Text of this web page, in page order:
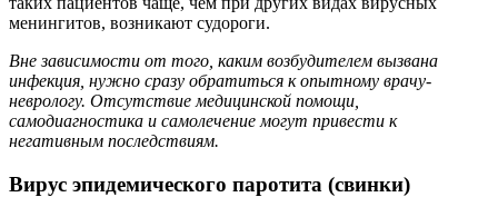
менингитов, возникают судороги.
Вне зависимости от того, каким возбудителем вызвана
инфекция, нужно сразу обратиться к опытному врачу-
неврологу. Отсутствие медицинской помощи,
самодиагностика и самолечение могут привести к
негативным последствиям.
Вирус эпидемического паротита (свинки)